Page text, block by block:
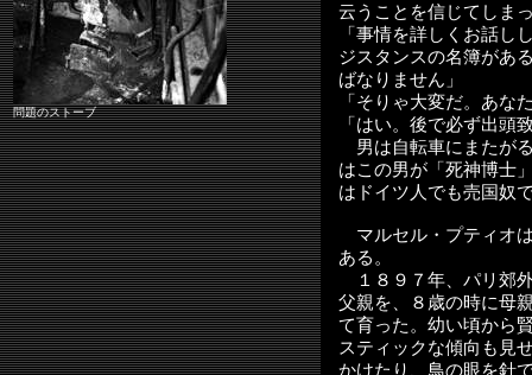
問題のストーブ
云うことを信じてしま
「事情を詳しくお話し
ジスタンスの名簿があ
ばなりません」
「そりゃ大変だ。あな
「はい。後で必ず出頭
男は自転車にまたが
はこの男が「死神博士
はドイツ人でも売国奴
マルセル・プティオ
ある。
１８９７年、パリ郊
父親を、８歳の時に母
て育った。幼い頃から
スティックな傾向も見
かけたり、鳥の眼を針